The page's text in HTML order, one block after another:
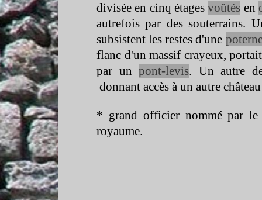
divisée en cinq étagesvoûtés en
autrefois par des souterrains.
subsistent les restes d'une
flanc d'un massif crayeux,
par unpont-levis. Un autre
donnant accès à un autre
* grand officier nommé par
royaume.